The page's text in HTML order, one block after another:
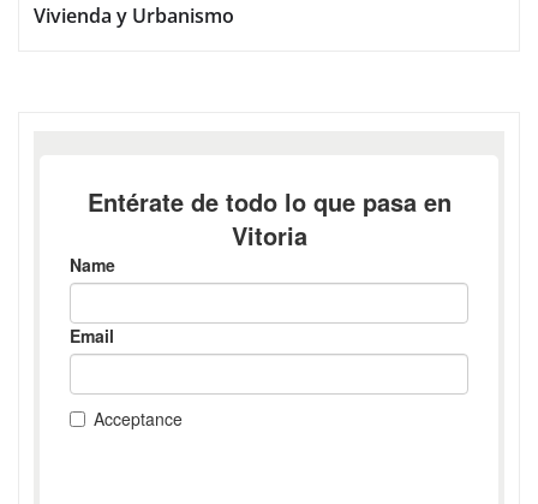
Vivienda y Urbanismo